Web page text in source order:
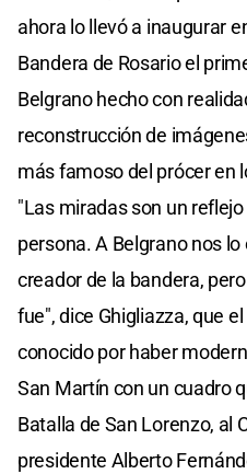
ahora lo llevó a inaugurar
Bandera de Rosario el
Belgrano hecho con
reconstrucción de
más famoso del prócer en
"Las miradas son un
persona. A Belgrano nos
creador de la bandera,
fue", dice Ghigliazza, que
conocido por haber
San Martín con un cuadro
Batalla de San Lorenzo, al
presidente Alberto